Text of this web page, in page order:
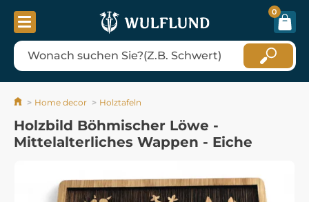
0
Home decor Holztafeln
Holzbild Böhmischer Löwe -
Mittelalterliches Wappen - Eiche